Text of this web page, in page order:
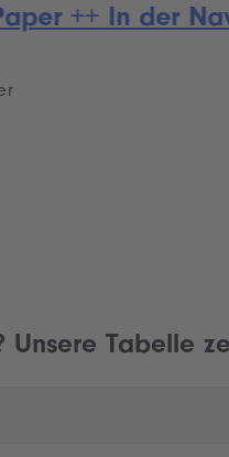
++ In der
Tabelle